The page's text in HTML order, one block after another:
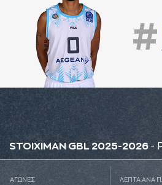
#
STOIXIMAN GBL 2025-2026 -
ΑΓΩΝΕΣ ΛΕΠΤΑ ΑΝΑ